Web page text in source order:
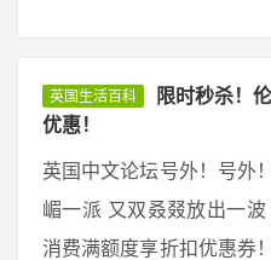
英国生活百科
限时秒杀！
优惠！
英国中文论坛号外！号外
嵋一派 又双叒叕放出一波
消费满额度享折扣优惠券